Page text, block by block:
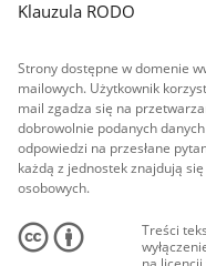
Klauzula RODO
Strony dostępne w domenie
mailowych. Użytkownik
mail zgadza się na
dobrowolnie podanych
odpowiedzi na przesłane
każdą z jednostek znajdują
osobowych.
Treści